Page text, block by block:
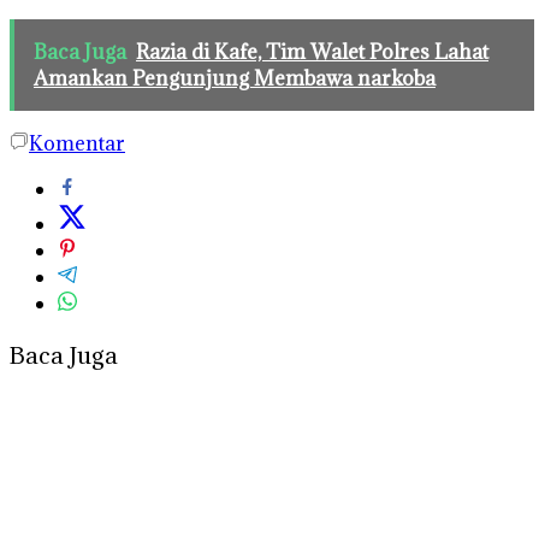
Baca Juga Razia di Kafe, Tim Walet Polres Lahat
Amankan Pengunjung Membawa narkoba
Komentar
Baca Juga